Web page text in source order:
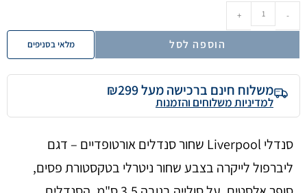
-
+
הוספה לסל מלאי בסניפים
משלוח חינם ברכישה מעל ₪299
למדיניות משלוחים והזמנות
סנדלי Liverpool שחור סנדלים אורטופדיים – דגם
ליברפול לייקרה בצבע שחור ניטרלי בטקסטורת פסים,